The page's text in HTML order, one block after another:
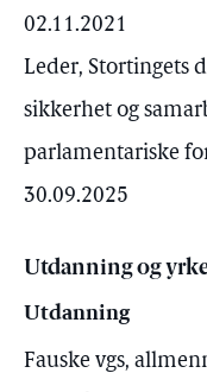
02.11.2021
Leder, Stortingets
sikkerhet og
parlamentariske
30.09.2025
Utdanning og
Utdanning
Fauske vgs,